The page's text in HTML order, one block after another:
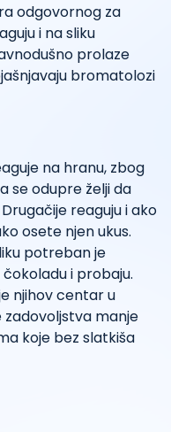
odgovornog za
i na sliku
prolaze
bromatolozi
na hranu, zbog
se odupre želji da
reaguju i ako
osete njen ukus.
potreban je
i probaju.
njihov centar u
zadovoljstva manje
koje bez slatkiša